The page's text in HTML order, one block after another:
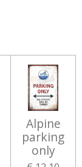
Alpine
parking
only